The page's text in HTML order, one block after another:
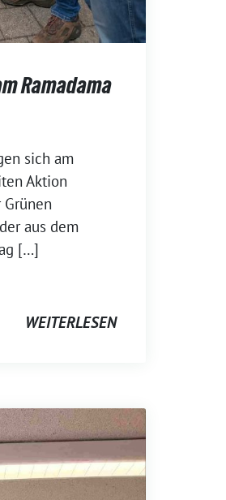
Ramadama
sich am
Aktion
aus dem
[…]
WEITERLESEN